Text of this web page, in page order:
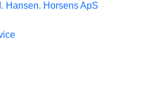
Hansen. Horsens ApS